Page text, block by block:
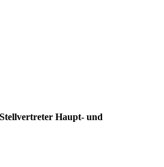
Stellvertreter Haupt- und